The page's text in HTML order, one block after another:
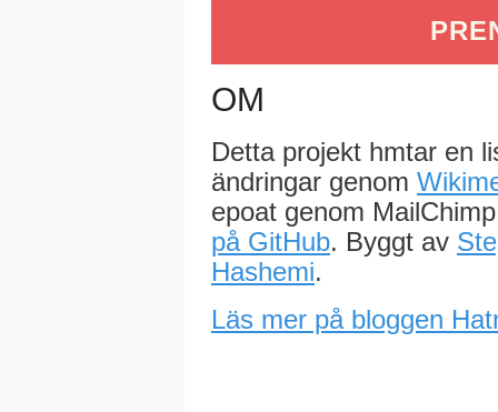
OM
Detta projekt hmtar en
ändringar genom
epoat genom
på GitHub. Byggt av
Hashemi.
Läs mer på bloggen